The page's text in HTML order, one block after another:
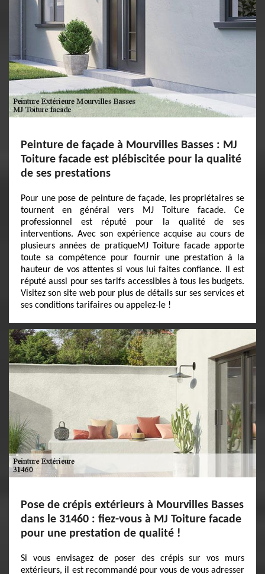
Peinture de façade à Mourvilles Basses : MJ
Toiture facade est plébiscitée pour la qualité
de ses prestations
Pour une pose de peinture de façade, les propriétaires se
tournent en général vers MJ Toiture facade. Ce
professionnel est réputé pour la qualité de ses
interventions. Avec son expérience acquise au cours de
plusieurs années de pratiqueMJ Toiture facade apporte
toute sa compétence pour fournir une prestation à la
hauteur de vos attentes si vous lui faites confiance. Il est
réputé aussi pour ses tarifs accessibles à tous les budgets.
Visitez son site web pour plus de détails sur ses services et
ses conditions tarifaires ou appelez-le !
Pose de crépis extérieurs à Mourvilles Basses
dans le 31460 : fiez-vous à MJ Toiture facade
pour une prestation de qualité !
Si vous envisagez de poser des crépis sur vos murs
extérieurs, il est recommandé pour vous de vous adresser